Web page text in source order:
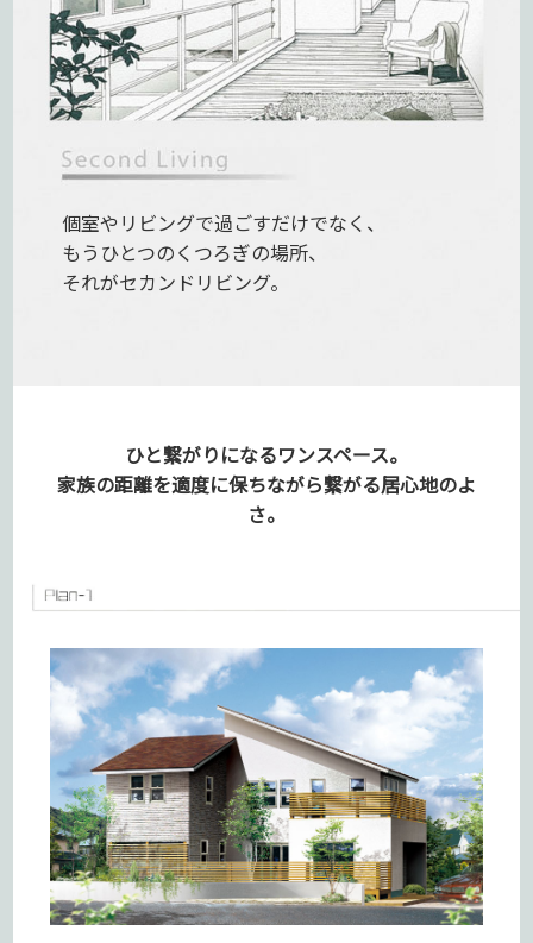
個室やリビングで過ごすだけでなく、
もうひとつのくつろぎの場所、
それがセカンドリビング。
ひと繋がりになるワンスペース。
家族の距離を適度に保ちながら繋がる居心地のよ
さ。